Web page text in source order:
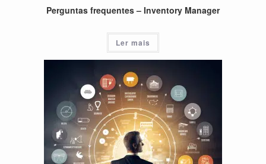
Perguntas frequentes – Inventory Manager
Ler mais